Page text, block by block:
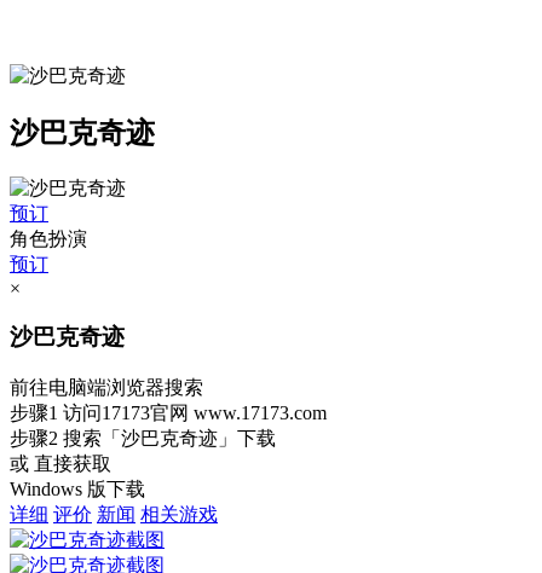
沙巴克奇迹
预订
角色扮演
预订
×
沙巴克奇迹
前往电脑端浏览器搜索
步骤1 访问17173官网 www.17173.com
步骤2 搜索 「沙巴克奇迹」 下载
或 直接获取
Windows 版下载
详细 评价 新闻 相关游戏